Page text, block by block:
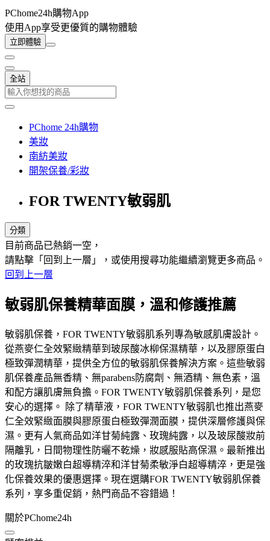
PChome24h購物App
使用App享受更優質的購物體驗
立即體驗
全站
PChome 24h購物
美妝
南紡美妝
開架保養/彩妝
FOR TWENTY敏弱肌
分類
目前商品已熱銷一空，
請點擊「回到上一層」，或使用搜尋功能繼續瀏覽更多商品。
回到上一層
敏弱肌保養精華面膜，溫和修護推薦
敏弱肌保養，FOR TWENTY敏弱肌系列專為敏感肌膚設計。
從燕麥仁全效緊緻精華到玻尿酸冰柳保濕精華，以及膠原蛋白
極致彈潤精華，提供全方位的敏弱肌保養解決方案。這些敏弱
肌保養產品無香精、無parabens防腐劑、無酒精、無色素，溫
和配方讓肌膚無負擔。FOR TWENTY敏弱肌保養系列，是您
安心的選擇。 除了精華液，FOR TWENTY敏弱肌也推出燕麥
仁全效緊緻面膜與膠原蛋白極致彈潤面膜，提供深層修護與保
濕。更有人氣商品如洋甘菊純露、玫瑰純露，以及玻尿酸妝前
隔離乳，日間物理性防曬不乾燥，妝感服貼高保濕。最新推出
的玫瑰抗皺嫩白超導精淬和洋甘菊柔敏淨白超導精淬，更是強
化保養效果的優惠選擇。現在選購FOR TWENTY敏弱肌保養
系列，享多重促銷，熱門商品不容錯過！
關於PChome24h